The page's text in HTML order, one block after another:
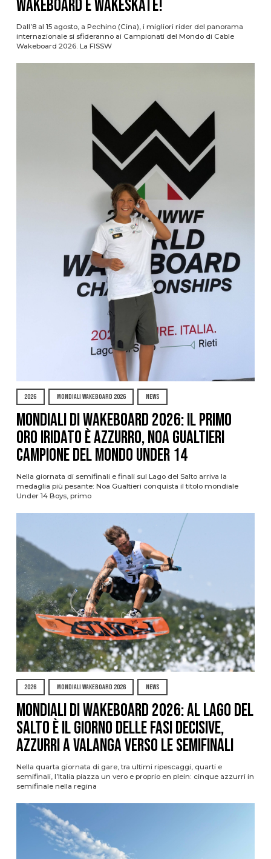
Wakeboard e Wakeskate!
Dall’8 al 15 agosto, a Pechino (Cina), i migliori rider del panorama
internazionale si sfideranno ai Campionati del Mondo di Cable
Wakeboard 2026. La FISSW
2026 MONDIALI WAKEBOARD 2026 NEWS
Mondiali di Wakeboard 2026: il primo
oro iridato è azzurro, Noa Gualtieri
campione del mondo Under 14
Nella giornata di semifinali e finali sul Lago del Salto arriva la
medaglia più pesante: Noa Gualtieri conquista il titolo mondiale
Under 14 Boys, primo
2026 MONDIALI WAKEBOARD 2026 NEWS
Mondiali di Wakeboard 2026: al Lago del
Salto è il giorno delle fasi decisive,
azzurri a valanga verso le semifinali
Nella quarta giornata di gare, tra ultimi ripescaggi, quarti e
semifinali, l’Italia piazza un vero e proprio en plein: cinque azzurri in
semifinale nella regina